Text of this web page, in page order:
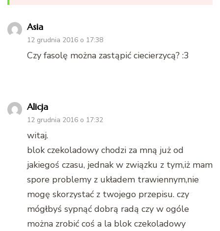
Asia
12 grudnia 2016 o 17:38
Czy fasolę można zastąpić ciecierzycą? :3
Alicja
12 grudnia 2016 o 17:32
witaj.
blok czekoladowy chodzi za mną już od
jakiegoś czasu, jednak w związku z tym,iż mam
spore problemy z układem trawiennym,nie
mogę skorzystać z twojego przepisu. czy
mógłbyś sypnąć dobrą radą czy w ogóle
można zrobić coś a la blok czekoladowy